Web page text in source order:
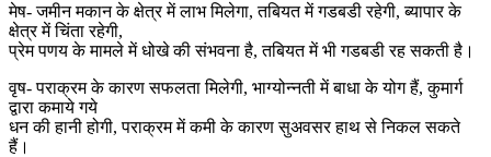
मेष- जमीन मकान के क्षेत्र में लाभ मिलेगा, तबियत में गडबडी रहेगी, ब्यापार के
क्षेत्र में चिंता रहेगी,
प्रेम पणय के मामले में धोखे की संभवना है, तबियत में भी गडबडी रह सकती है।
वृष- पराक्रम के कारण सफलता मिलेगी, भाग्योन्नती में बाधा के योग हैं, कुमार्ग
द्वारा कमाये गये
धन की हानी होगी, पराक्रम में कमी के कारण सुअवसर हाथ से निकल सकते
हैं।